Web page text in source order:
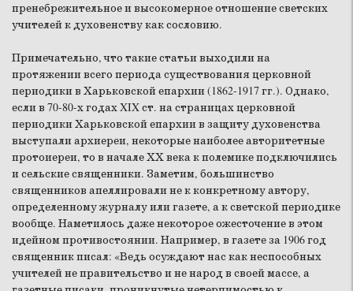
пренебрежительное и высокомерное отношение светских
учителей к духовенству как сословию.
Примечательно, что такие статьи выходили на
протяжении всего периода существования церковной
периодики в Харьковской епархии (1862-1917 гг.). Однако,
если в 70-80-х годах XIX ст. на страницах церковной
периодики Харьковской епархии в защиту духовенства
выступали архиереи, некоторые наиболее авторитетные
протоиереи, то в начале ХХ века к полемике подключились
и сельские священники. Заметим, большинство
священников апеллировали не к конкретному автору,
определенному журналу или газете, а к светской периодике
вообще. Наметилось даже некоторое ожесточение в этом
идейном противостоянии. Например, в газете за 1906 год
священник писал: «Ведь осуждают нас как неспособных
учителей не правительство и не народ в своей массе, а